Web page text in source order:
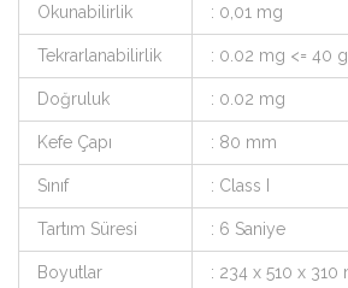
Okunabilirlik : 0,01 mg
Tekrarlanabilirlik : 0.02 mg <= 40
Doğruluk : 0.02 mg
Kefe Çapı : 80 mm
Sınıf : Class I
Tartım Süresi : 6 Saniye
Boyutlar : 234 x 510 x 310